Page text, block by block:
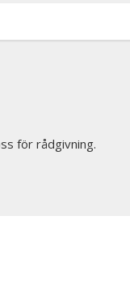
för rådgivning.